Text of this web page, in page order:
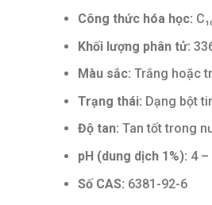
Công thức hóa học:
Khối lượng phân tử:
Màu sắc: Trắng hoặc
Trạng thái: Dạng bột
Độ tan: Tan tốt trong
pH (dung dịch 1%): 4 –
Số CAS: 6381-92-6